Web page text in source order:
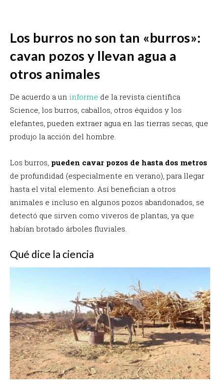
Los burros no son tan «burros»:
cavan pozos y llevan agua a
otros animales
De acuerdo a un informe de la revista científica
Science, los burros, caballos, otros équidos y los
elefantes, pueden extraer agua en las tierras secas, que
produjo la acción del hombre.
Los burros, pueden cavar pozos de hasta dos metros
de profundidad (especialmente en verano), para llegar
hasta el vital elemento. Así benefician a otros
animales e incluso en algunos pozos abandonados, se
detectó que sirven como viveros de plantas, ya que
habían brotado árboles fluviales.
Qué dice la ciencia